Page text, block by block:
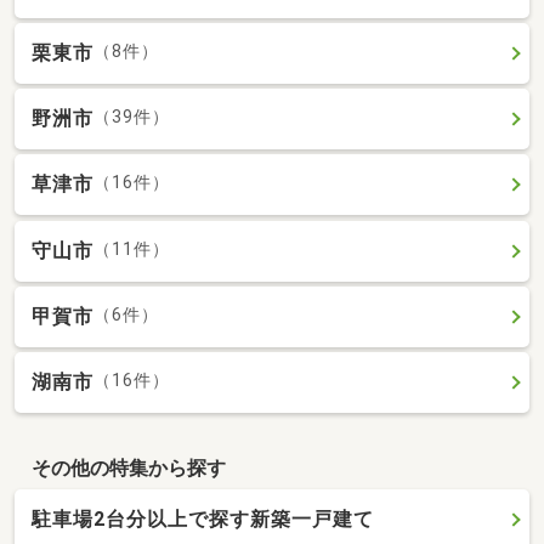
栗東市 （8件）
野洲市 （39件）
草津市 （16件）
守山市 （11件）
甲賀市 （6件）
湖南市 （16件）
その他の特集から探す
駐車場2台分以上で探す新築一戸建て